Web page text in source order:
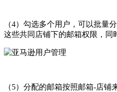
（4）勾选多个用户，可以批量
这些共同店铺下的邮箱权限，同
（5）分配的邮箱按照邮箱-店